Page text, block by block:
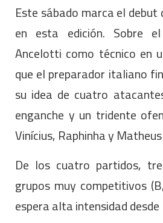
Este sábado marca el debut
en esta edición. Sobre
Ancelotti como técnico en
que el preparador italiano
su idea de cuatro
enganche y un tridente
Vinícius, Raphinha y
De los cuatro partidos,
grupos muy competitivos
espera alta intensidad